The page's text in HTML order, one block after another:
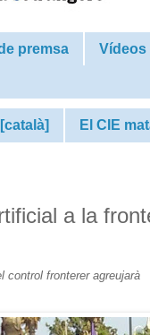
premsa Vídeos
El CIE
a la
control fronterer agreujarà